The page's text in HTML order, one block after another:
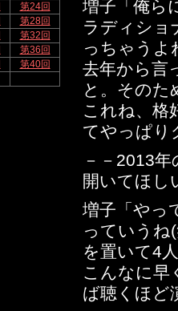
第24回
第28回
第32回
第36回
第40回
増子「俺ら
ラディシ
っちゃうよ
去年から言
と。そのた
これね、
てやっぱり
－－2013
開いてほし
増子「やっ
っていうね
を置いて4
こんなに
ば聴くほど